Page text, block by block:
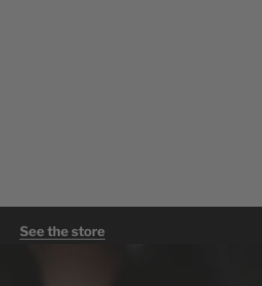
See the store